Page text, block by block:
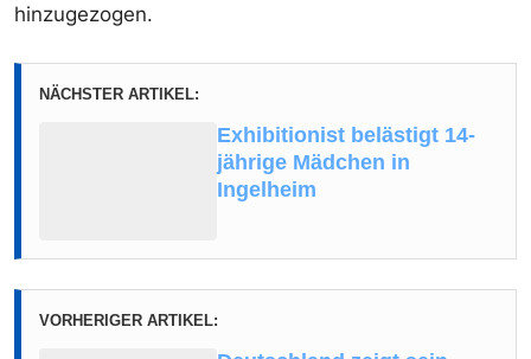
hinzugezogen.
NÄCHSTER ARTIKEL:
Exhibitionist belästigt 14-
jährige Mädchen in
Ingelheim
VORHERIGER ARTIKEL: